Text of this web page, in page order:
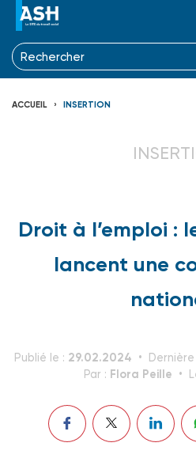
ACCUEIL INSERTION
Droit à l’emploi :
lancent une
Publié le : 29.02.2024
Par : Flora Peille